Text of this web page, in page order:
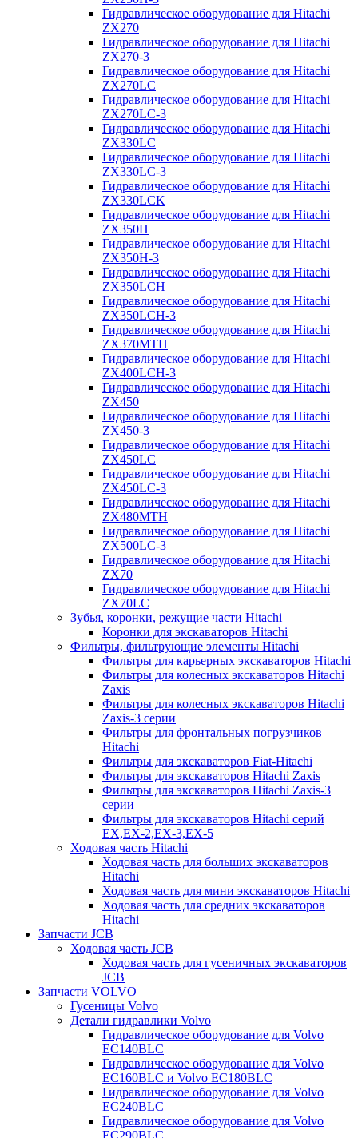
Гидравлическое оборудование для Hitachi
ZX270
Гидравлическое оборудование для Hitachi
ZX270-3
Гидравлическое оборудование для Hitachi
ZX270LC
Гидравлическое оборудование для Hitachi
ZX270LC-3
Гидравлическое оборудование для Hitachi
ZX330LC
Гидравлическое оборудование для Hitachi
ZX330LC-3
Гидравлическое оборудование для Hitachi
ZX330LCK
Гидравлическое оборудование для Hitachi
ZX350H
Гидравлическое оборудование для Hitachi
ZX350H-3
Гидравлическое оборудование для Hitachi
ZX350LCH
Гидравлическое оборудование для Hitachi
ZX350LCH-3
Гидравлическое оборудование для Hitachi
ZX370MTH
Гидравлическое оборудование для Hitachi
ZX400LCH-3
Гидравлическое оборудование для Hitachi
ZX450
Гидравлическое оборудование для Hitachi
ZX450-3
Гидравлическое оборудование для Hitachi
ZX450LC
Гидравлическое оборудование для Hitachi
ZX450LC-3
Гидравлическое оборудование для Hitachi
ZX480MTH
Гидравлическое оборудование для Hitachi
ZX500LC-3
Гидравлическое оборудование для Hitachi
ZX70
Гидравлическое оборудование для Hitachi
ZX70LC
Зубья, коронки, режущие части Hitachi
Коронки для экскаваторов Hitachi
Фильтры, фильтрующие элементы Hitachi
Фильтры для карьерных экскаваторов Hitachi
Фильтры для колесных экскаваторов Hitachi
Zaxis
Фильтры для колесных экскаваторов Hitachi
Zaxis-3 серии
Фильтры для фронтальных погрузчиков
Hitachi
Фильтры для экскаваторов Fiat-Hitachi
Фильтры для экскаваторов Hitachi Zaxis
Фильтры для экскаваторов Hitachi Zaxis-3
серии
Фильтры для экскаваторов Hitachi серий
EX,EX-2,EX-3,EX-5
Ходовая часть Hitachi
Ходовая часть для больших экскаваторов
Hitachi
Ходовая часть для мини экскаваторов Hitachi
Ходовая часть для средних экскаваторов
Hitachi
Запчасти JCB
Ходовая часть JCB
Ходовая часть для гусеничных экскаваторов
JCB
Запчасти VOLVO
Гусеницы Volvo
Детали гидравлики Volvo
Гидравлическое оборудование для Volvo
EC140BLC
Гидравлическое оборудование для Volvo
EC160BLC и Volvo EC180BLC
Гидравлическое оборудование для Volvo
EC240BLC
Гидравлическое оборудование для Volvo
EC290BLC